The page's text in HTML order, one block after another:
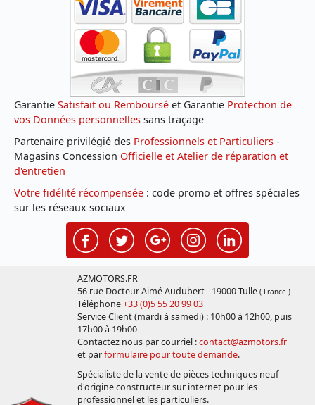
Garantie Satisfait ou Remboursé et Garantie Protection de
vos Données personnelles sans traçage
Partenaire privilégié des Professionnels et Particuliers -
Magasins Concession Officielle et Atelier de réparation et
d'entretien
Votre fidélité récompensée : code promo et offres spéciales
sur les réseaux sociaux
AZMOTORS.FR
56 rue Docteur Aimé Audubert - 19000 Tulle ( France )
Téléphone+33 (0)5 55 20 99 03
Service Client (mardi à samedi) : 10h00 à 12h00, puis
17h00 à 19h00
Contactez nous par courriel :contact@azmotors.fr
et parformulaire pour toute demande.
Spécialiste de la vente de pièces techniques neuf
d'origine constructeur sur internet pour les
professionnel et les particuliers.